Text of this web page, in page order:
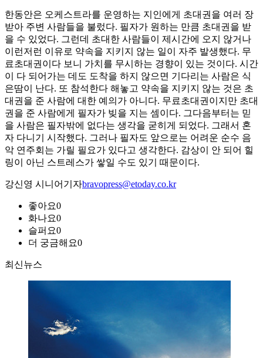
한동안은 오케스트라를 운영하는 지인에게 초대권을 여러 장
받아 주변 사람들을 불렀다. 필자가 원하는 만큼 초대권을 받
을 수 있었다. 그런데 초대한 사람들이 제시간에 오지 않거나
이런저런 이유로 약속을 지키지 않는 일이 자주 발생했다. 무
료초대권이다 보니 가치를 무시하는 경향이 있는 것이다. 시간
이 다 되어가는 데도 도착을 하지 않으면 기다리는 사람은 식
은땀이 난다. 또 참석한다 해놓고 약속을 지키지 않는 것은 초
대권을 준 사람에 대한 예의가 아니다. 무료초대권이지만 초대
권을 준 사람에게 필자가 빚을 지는 셈이다. 그다음부터는 믿
을 사람은 필자밖에 없다는 생각을 굳히게 되었다. 그래서 혼
자 다니기 시작했다. 그러나 필자도 앞으로는 어려운 순수 음
악 연주회는 가릴 필요가 있다고 생각한다. 감상이 안 되어 힐
링이 아닌 스트레스가 쌓일 수도 있기 때문이다.
강신영 시니어기자bravopress@etoday.co.kr
좋아요0
화나요0
슬퍼요0
더 궁금해요0
최신뉴스